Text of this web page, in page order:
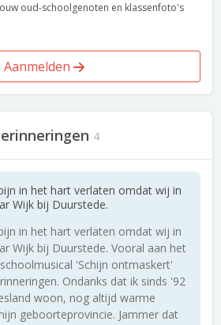
oud-schoolgenoten en klassenfoto's
Aanmelden
4
in het hart verlaten omdat wij in
Wijk bij Duurstede.
in het hart verlaten omdat wij in
Wijk bij Duurstede. Vooral aan het
'Schijn ontmaskert'
Ondanks dat ik sinds '92
woon, nog altijd warme
geboorteprovincie. Jammer dat